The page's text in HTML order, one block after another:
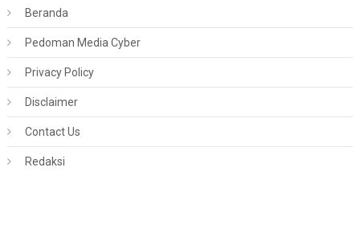
Beranda
Pedoman Media Cyber
Privacy Policy
Disclaimer
Contact Us
Redaksi